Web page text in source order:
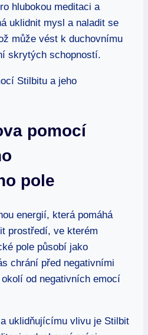
hlubokou meditaci a
uklidnit mysl a naladit se
může vést k duchovnímu
skrytých schopností.
pomocí
pole
energií, která pomáhá
prostředí, ve kterém
pole působí jako
chrání před negativními
od negativních emocí
uklidňujícímu vlivu je Stilbit